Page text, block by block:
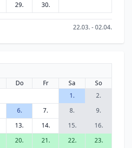
29. 30.
22.03. - 02.04.
Do Fr Sa
So
1.
2.
6. 7. 8.
9.
13. 14. 15.
16.
20. 21. 22. 23.